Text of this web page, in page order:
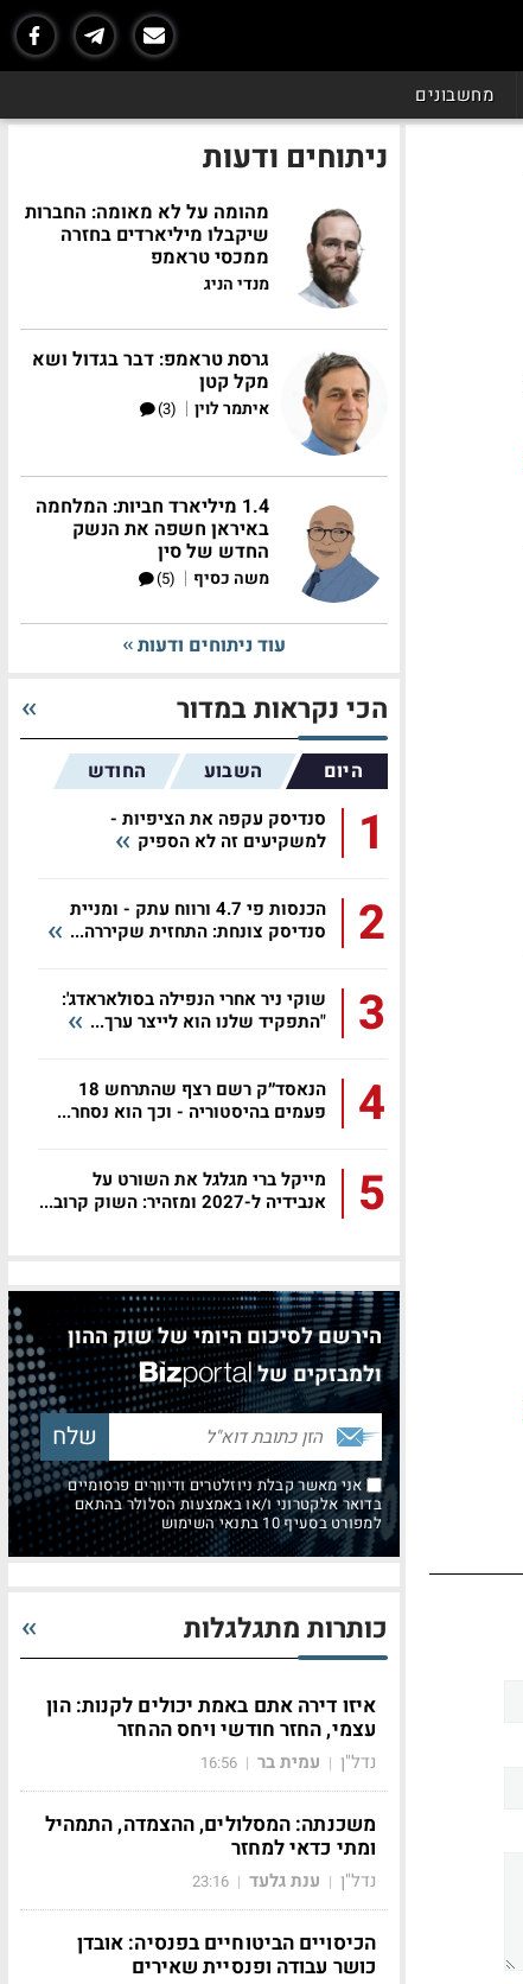
מחשבונים
ניתוחים ודעות
מהומה על לא מאומה: החברות
שיקבלו מיליארדים בחזרה
ממכסי טראמפ
מנדי הניג
גרסת טראמפ: דבר בגדול ושא
מקל קטן
איתמר לוין |
(3)
1.4 מיליארד חביות: המלחמה
באיראן חשפה את הנשק
החדש של סין
משה כסיף |
(5)
עוד ניתוחים ודעות
הכי נקראות במדור
היום השבוע החודש
1
סנדיסק עקפה את הציפיות -
למשקיעים זה לא הספיק
2
הכנסות פי 4.7 ורווח עתק - ומניית
סנדיסק צונחת: התחזית שקיררה...
3
שוקי ניר אחרי הנפילה בסולאראדג':
"התפקיד שלנו הוא לייצר ערך...
4
הנאסד״ק רשם רצף שהתרחש 18
פעמים בהיסטוריה - וכך הוא נסחר...
5
מייקל ברי מגלגל את השורט על
אנבידיה ל-2027 ומזהיר: השוק קרוב...
הירשם לסיכום היומי של שוק ההון
ולמבזקים של
אני מאשר קבלת ניוזלטרים ודיוורים פרסומיים
בדואר אלקטרוני ו/או באמצעות הסלולר בהתאם
למפורט בסעיף 10 בתנאי השימוש
כותרות מתגלגלות
איזו דירה אתם באמת יכולים לקנות: הון
עצמי, החזר חודשי ויחס ההחזר
נדל"ן | עמית בר |
16:56
משכנתה: המסלולים, ההצמדה, התמהיל
ומתי כדאי למחזר
נדל"ן | ענת גלעד |
23:16
הכיסויים הביטוחיים בפנסיה: אובדן
כושר עבודה ופנסיית שאירים